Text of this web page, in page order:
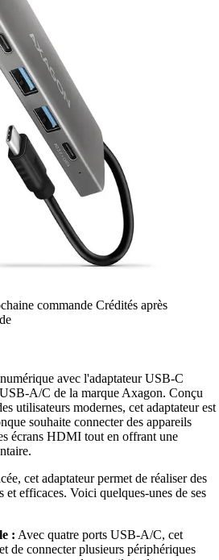
commande Crédités après
avec l'adaptateur USB-C
A/C de la marque Axagon. Conçu
utilisateurs modernes, cet adaptateur est
souhaite connecter des appareils
écrans HDMI tout en offrant une
cet adaptateur permet de réaliser des
et efficaces. Voici quelques-unes de ses
: Avec quatre ports USB-A/C, cet
de connecter plusieurs périphériques